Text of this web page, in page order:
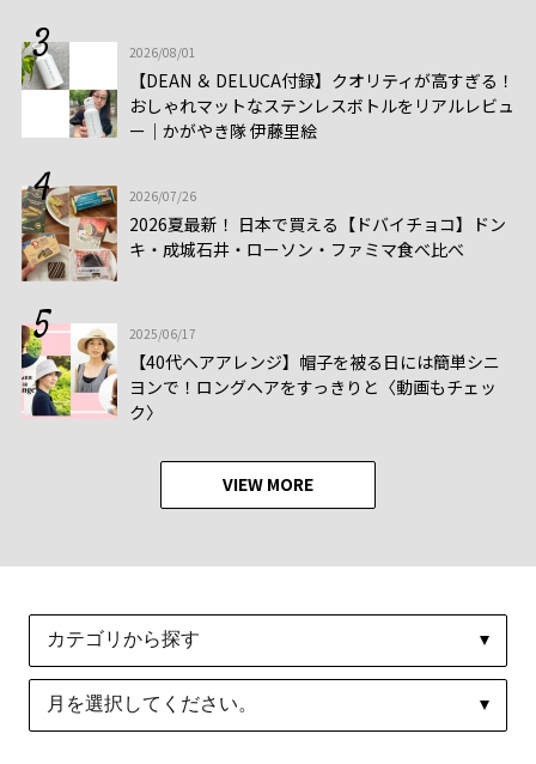
2026/08/01
【DEAN ＆ DELUCA付録】クオリティが高すぎる！
おしゃれマットなステンレスボトルをリアルレビュ
ー│かがやき隊 伊藤里絵
2026/07/26
2026夏最新！ 日本で買える【ドバイチョコ】ドン
キ・成城石井・ローソン・ファミマ食べ比べ
2025/06/17
【40代ヘアアレンジ】帽子を被る日には簡単シニ
ヨンで！ロングヘアをすっきりと〈動画もチェッ
ク〉
VIEW MORE